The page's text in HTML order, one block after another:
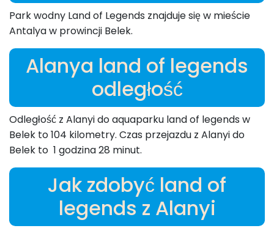
Park wodny Land of Legends znajduje się w mieście
Antalya w prowincji Belek.
Alanya land of legends
odległość
Odległość z Alanyi do aquaparku land of legends w
Belek to 104 kilometry. Czas przejazdu z Alanyi do
Belek to 1 godzina 28 minut.
Jak zdobyć land of
legends z Alanyi